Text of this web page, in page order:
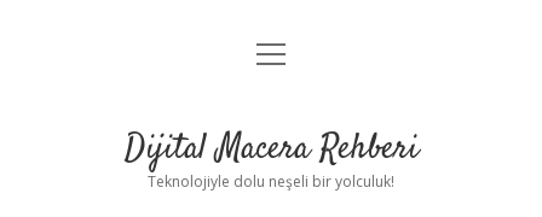
Anasayfa
Yasal Uyarı
menüyü
Dijital Macera Rehberi
Teknolojiyle dolu neşeli bir yolculuk!